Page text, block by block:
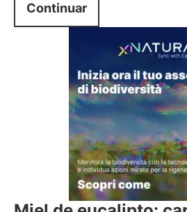
Continuar